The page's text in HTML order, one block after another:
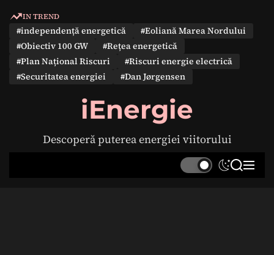
IN TREND
#independență energetică
#Eoliană Marea Nordului
#Obiectiv 100 GW
#Rețea energetică
#Plan Național Riscuri
#Riscuri energie electrică
#Securitatea energiei
#Dan Jørgensen
iEnergie
Descoperă puterea energiei viitorului
S
S M